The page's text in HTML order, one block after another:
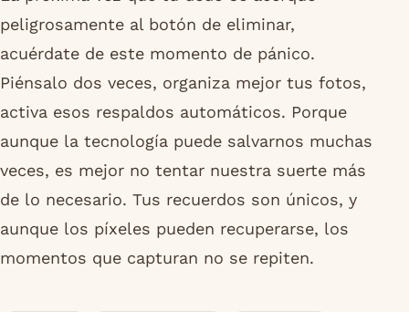
peligrosamente al botón de eliminar,
acuérdate de este momento de pánico.
Piénsalo dos veces, organiza mejor tus fotos,
activa esos respaldos automáticos. Porque
aunque la tecnología puede salvarnos muchas
veces, es mejor no tentar nuestra suerte más
de lo necesario. Tus recuerdos son únicos, y
aunque los píxeles pueden recuperarse, los
momentos que capturan no se repiten.